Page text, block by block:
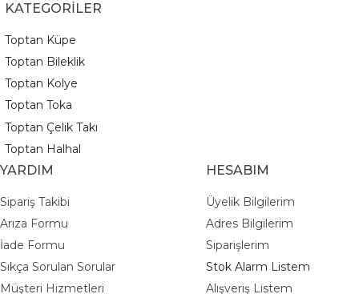
KATEGORİLER
Toptan Küpe
Toptan Bileklik
Toptan Kolye
Toptan Toka
Toptan Çelik Takı
Toptan Halhal
YARDIM
Sipariş Takibi
Arıza Formu
İade Formu
Sıkça Sorulan Sorular
Müşteri Hizmetleri
HESABIM
Üyelik Bilgilerim
Adres Bilgilerim
Siparişlerim
Stok Alarm Listem
Alışveriş Listem